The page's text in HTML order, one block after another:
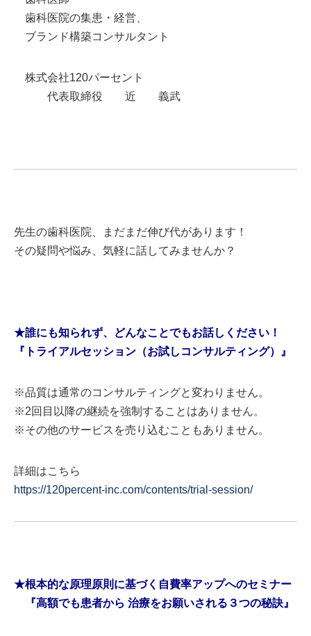
歯科医院の集患・経営、
ブランド構築コンサルタント
株式会社120パーセント
代表取締役 近 義武
先生の歯科医院、まだまだ伸び代があります！
その疑問や悩み、気軽に話してみませんか？
★誰にも知られず、どんなことでもお話しください！
『トライアルセッション（お試しコンサルティング）』
※品質は通常のコンサルティングと変わりません。
※2回目以降の継続を強制することはありません。
※その他のサービスを売り込むこともありません。
詳細はこちら
https://120percent-inc.com/contents/trial-session/
★根本的な原理原則に基づく自費率アップへのセミナー
『高額でも患者から 治療をお願いされる３つの秘訣』